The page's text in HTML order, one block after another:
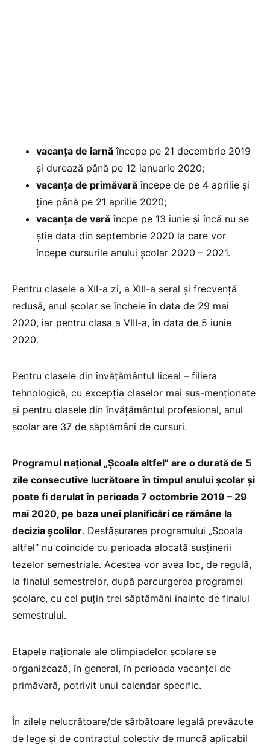
vacanţa de iarnă începe pe 21 decembrie 2019
şi durează până pe 12 ianuarie 2020;
vacanţa de primăvară începe de pe 4 aprilie şi
ţine până pe 21 aprilie 2020;
vacanţa de vară încpe pe 13 iunie şi încă nu se
ştie data din septembrie 2020 la care vor
începe cursurile anului şcolar 2020 – 2021.
Pentru clasele a XII-a zi, a XIII-a seral şi frecvenţă
redusă, anul şcolar se încheie în data de 29 mai
2020, iar pentru clasa a VIII-a, în data de 5 iunie
2020.
Pentru clasele din învăţământul liceal – filiera
tehnologică, cu excepţia claselor mai sus-menționate
şi pentru clasele din învăţământul profesional, anul
şcolar are 37 de săptămâni de cursuri.
Programul naţional „Şcoala altfel” are o durată de 5
zile consecutive lucrătoare în timpul anului şcolar şi
poate fi derulat în perioada 7 octombrie 2019 – 29
mai 2020, pe baza unei planificări ce rămâne la
decizia şcolilor. Desfășurarea programului „Şcoala
altfel” nu coincide cu perioada alocată susţinerii
tezelor semestriale. Acestea vor avea loc, de regulă,
la finalul semestrelor, după parcurgerea programei
şcolare, cu cel puţin trei săptămâni înainte de finalul
semestrului.
Etapele naţionale ale olimpiadelor şcolare se
organizează, în general, în perioada vacanţei de
primăvară, potrivit unui calendar specific.
În zilele nelucrătoare/de sărbătoare legală prevăzute
de lege şi de contractul colectiv de muncă aplicabil